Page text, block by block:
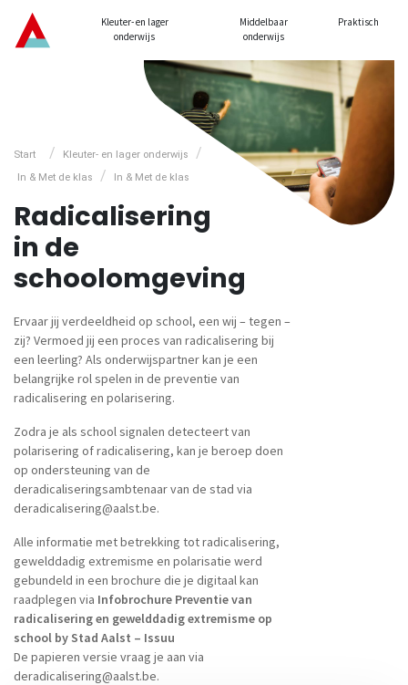
Kleuter- en lager
onderwijs
Middelbaar
onderwijs
Praktisch
Start / Kleuter- en lager onderwijs /
In & Met de klas / In & Met de klas
Radicalisering
in de
schoolomgeving
Ervaar jij verdeeldheid op school, een wij – tegen –
zij? Vermoed jij een proces van radicalisering bij
een leerling? Als onderwijspartner kan je een
belangrijke rol spelen in de preventie van
radicalisering en polarisering.
Zodra je als school signalen detecteert van
polarisering of radicalisering, kan je beroep doen
op ondersteuning van de
deradicaliseringsambtenaar van de stad via
deradicalisering@aalst.be.
Alle informatie met betrekking tot radicalisering,
gewelddadig extremisme en polarisatie werd
gebundeld in een brochure die je digitaal kan
raadplegen via Infobrochure Preventie van
radicalisering en gewelddadig extremisme op
school by Stad Aalst – Issuu
De papieren versie vraag je aan via
deradicalisering@aalst.be.